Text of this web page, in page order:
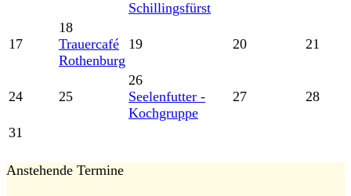
Schillingsfürst
17
18
Trauercafé
Rothenburg
19 20 21
24 25
26
Seelenfutter -
Kochgruppe
27 28
31
Anstehende Termine